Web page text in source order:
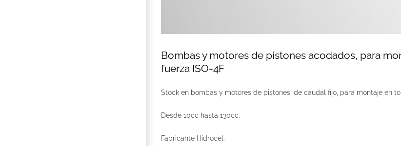
Bombas y motores de pistones acodados, para
fuerza ISO-4F
Stock en bombas y motores de pistones, de caudal fijo, para montaje en
Desde 10cc hasta 130cc.
Fabricante Hidrocel.